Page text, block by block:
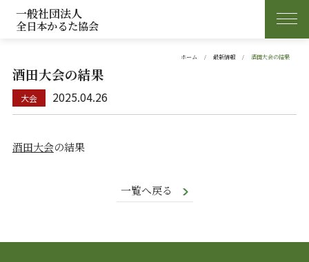
一般社団法人
全日本かるた協会
ホーム 最新情報 酒田大会の結果
酒田大会の結果
2025.04.26
酒田大会の結果
一覧へ戻る